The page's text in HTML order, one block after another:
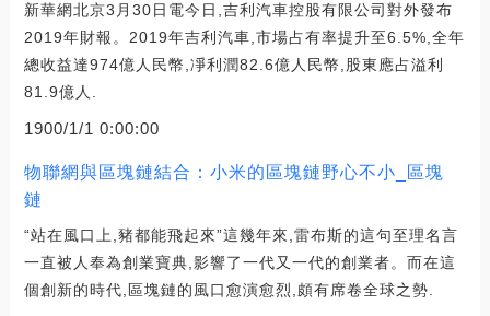
新華網北京3月30日電今日,吉利汽車控股有限公司對外發布
2019年財報。2019年吉利汽車,市場占有率提升至6.5%,全年
總收益達974億人民幣,凈利潤82.6億人民幣,股東應占溢利
81.9億人.
1900/1/1 0:00:00
物聯網與區塊鏈結合：小米的區塊鏈野心不小_區塊
鏈
“站在風口上,豬都能飛起來”這幾年來,雷布斯的這句至理名言
一直被人奉為創業寶典,影響了一代又一代的創業者。而在這
個創新的時代,區塊鏈的風口愈演愈烈,頗有席卷全球之勢.